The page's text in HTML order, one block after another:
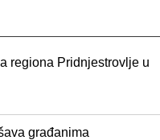
regiona Pridnjestrovlje u
građanima